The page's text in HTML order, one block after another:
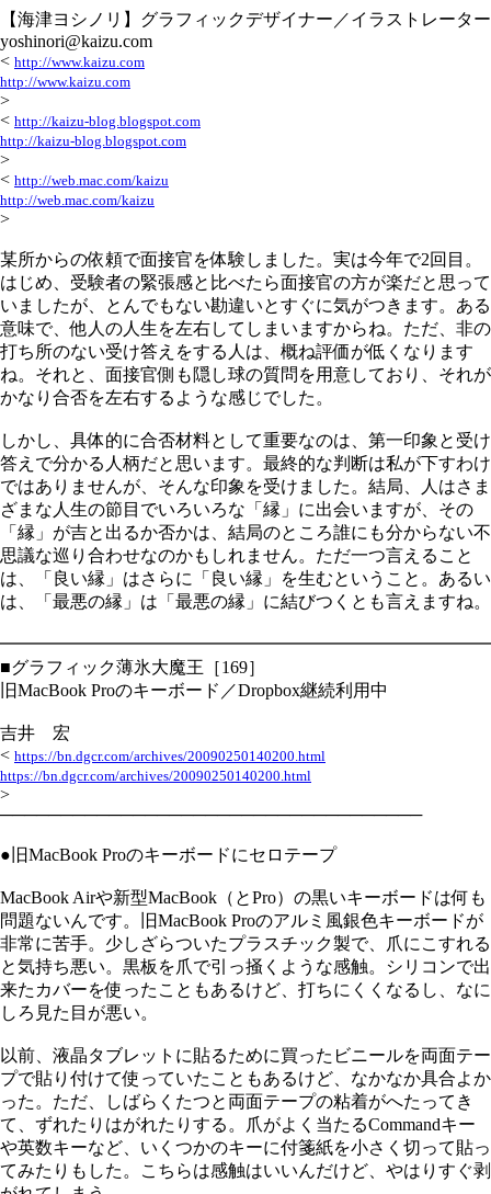
【海津ヨシノリ】グラフィックデザイナー／イラストレーター
yoshinori@kaizu.com
< http://www.kaizu.com
http://www.kaizu.com
>
< http://kaizu-blog.blogspot.com
http://kaizu-blog.blogspot.com
>
< http://web.mac.com/kaizu
http://web.mac.com/kaizu
>
某所からの依頼で面接官を体験しました。実は今年で2回目。
はじめ、受験者の緊張感と比べたら面接官の方が楽だと思って
いましたが、とんでもない勘違いとすぐに気がつきます。ある
意味で、他人の人生を左右してしまいますからね。ただ、非の
打ち所のない受け答えをする人は、概ね評価が低くなります
ね。それと、面接官側も隠し球の質問を用意しており、それが
かなり合否を左右するような感じでした。
しかし、具体的に合否材料として重要なのは、第一印象と受け
答えで分かる人柄だと思います。最終的な判断は私が下すわけ
ではありませんが、そんな印象を受けました。結局、人はさま
ざまな人生の節目でいろいろな「縁」に出会いますが、その
「縁」が吉と出るか否かは、結局のところ誰にも分からない不
思議な巡り合わせなのかもしれません。ただ一つ言えること
は、「良い縁」はさらに「良い縁」を生むということ。あるい
は、「最悪の縁」は「最悪の縁」に結びつくとも言えますね。
■グラフィック薄氷大魔王［169］
旧MacBook Proのキーボード／Dropbox継続利用中
吉井 宏
< https://bn.dgcr.com/archives/20090250140200.html
https://bn.dgcr.com/archives/20090250140200.html
>
───────────────────────────────────
●旧MacBook Proのキーボードにセロテープ
MacBook Airや新型MacBook（とPro）の黒いキーボードは何も
問題ないんです。旧MacBook Proのアルミ風銀色キーボードが
非常に苦手。少しざらついたプラスチック製で、爪にこすれる
と気持ち悪い。黒板を爪で引っ掻くような感触。シリコンで出
来たカバーを使ったこともあるけど、打ちにくくなるし、なに
しろ見た目が悪い。
以前、液晶タブレットに貼るために買ったビニールを両面テー
プで貼り付けて使っていたこともあるけど、なかなか具合よか
った。ただ、しばらくたつと両面テープの粘着がへたってき
て、ずれたりはがれたりする。爪がよく当たるCommandキー
や英数キーなど、いくつかのキーに付箋紙を小さく切って貼っ
てみたりもした。こちらは感触はいいんだけど、やはりすぐ剥